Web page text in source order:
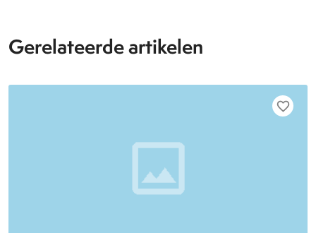
Gerelateerde artikelen
favorite_border